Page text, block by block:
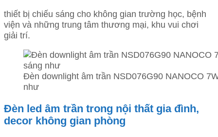
thiết bị chiếu sáng cho không gian trường học, bệnh
viện và những trung tâm thương mại, khu vui chơi
giải trí.
Đèn downlight âm trần NSD076G90 NANOCO
như
Đèn led âm trần trong nội thất gia đình,
decor không gian phòng